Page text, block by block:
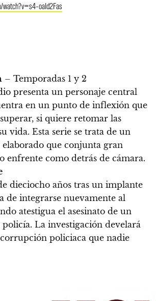
watch?v=s4-oaId2Fas
– Temporadas 1 y 2
presenta un personaje central
en un punto de inflexión que
si quiere retomar las
vida. Esta serie se trata de un
que conjunta gran
enfrente como detrás de cámara.
dieciocho años tras un implante
de integrarse nuevamente al
atestigua el asesinato de un
La investigación develará
policiaca que nadie